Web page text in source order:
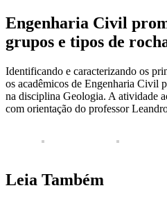
Engenharia Civil
grupos e tipos de
Identificando e caracterizando os
os acadêmicos de Engenharia Civil
na disciplina Geologia. A atividade
com orientação do professor
Leia Também